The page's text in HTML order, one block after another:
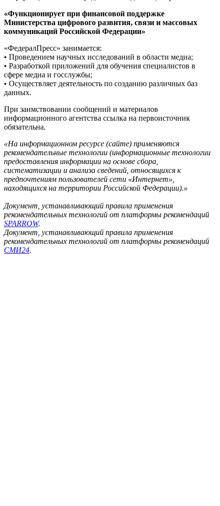
«Функционирует при финансовой поддержке
Министерства цифрового развития, связи и массовых
коммуникаций Российской Федерации»
«ФедералПресс» занимается:
• Проведением научных исследований в области медиа;
• Разработкой приложений для обучения специалистов в
сфере медиа и госслужбы;
• Осуществляет деятельность по созданию различных баз
данных.
При заимствовании сообщений и материалов
информационного агентства ссылка на первоисточник
обязательна.
«На информационном ресурсе (сайте) применяются
рекомендательные технологии (информационные технологии
предоставления информации на основе сбора,
систематизации и анализа сведений, относящихся к
предпочтениям пользователей сети «Интернет»,
находящихся на территории Российской Федерации).»
Документ, устанавливающий правила применения
рекомендательных технологий от платформы рекомендаций
SPARROW.
Документ, устанавливающий правила применения
рекомендательных технологий от платформы рекомендаций
СМИ24.